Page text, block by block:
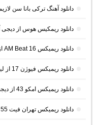
دانلود آهنگ ترکی بانا سن
دانلود ریمکیس هوس از دیجی
دانلود ریمیکس AM Beat 16 از دیجی AMB (پادکست طولانی شنیدنی)
دانلود ریمیکس فیوژن 17 از لیروی بیتز
دانلود ریمیکس امکو 43 از دیجی ام کو (پادکست طولانی عاشقانه)
دانلود ریمیکس تهران فیت 55 از دیجی باربد و محمد موریانی